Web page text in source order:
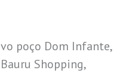
poço Dom Infante,
Shopping,